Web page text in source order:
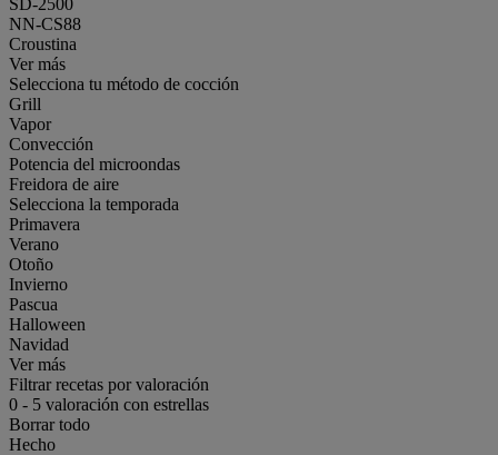
SD-2500
NN-CS88
Croustina
Ver más
Selecciona tu método de cocción
Grill
Vapor
Convección
Potencia del microondas
Freidora de aire
Selecciona la temporada
Primavera
Verano
Otoño
Invierno
Pascua
Halloween
Navidad
Ver más
Filtrar recetas por valoración
0 - 5 valoración con estrellas
Borrar todo
Hecho